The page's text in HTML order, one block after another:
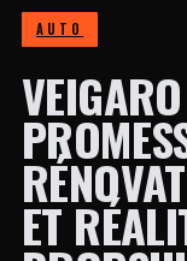
AUTOMOBILE
ET
MOTO,
LA
PERSONNALISATION
ET
TENDANCES
CRÉATIVES
DANS
L’UNIVERS
DES
AUTO
ET